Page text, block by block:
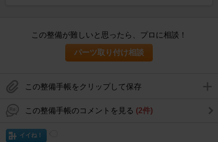
この整備が難しいと思ったら、プロに相談！
パーツ取り付け相談
この整備手帳をクリップして保存
この整備手帳のコメントを見る (2件)
イイね！